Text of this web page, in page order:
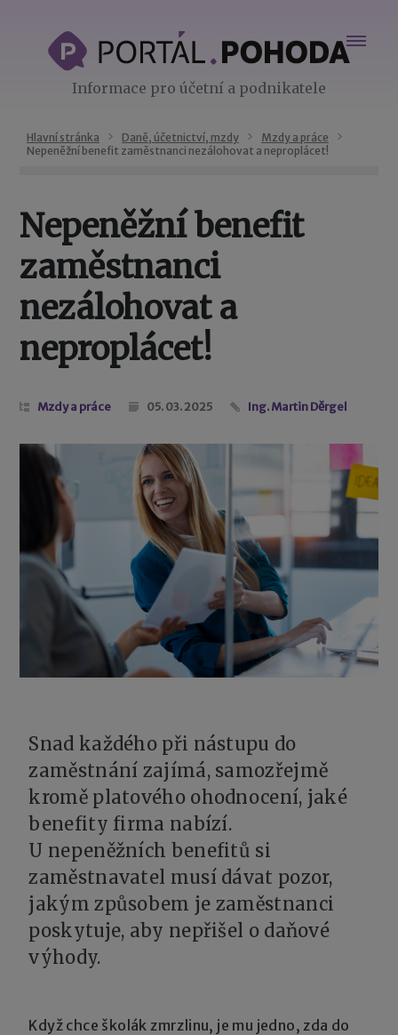
Informace pro účetní a podnikatele
Hlavní stránka Daně, účetnictví, mzdy
Mzdy a práce
Nepeněžní benefit zaměstnanci nezálohovat a neproplácet!
Nepeněžní benefit
zaměstnanci
nezálohovat a
neproplácet!
Mzdy a práce 05. 03. 2025 Ing. Martin Děrgel
Snad každého při nástupu do
zaměstnání zajímá, samozřejmě
kromě platového ohodnocení, jaké
benefity firma nabízí.
U nepeněžních benefitů si
zaměstnavatel musí dávat pozor,
jakým způsobem je zaměstnanci
poskytuje, aby nepřišel o daňové
výhody.
Když chce školák zmrzlinu, je mu jedno, zda do